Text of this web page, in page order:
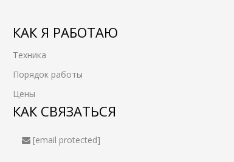
КАК Я РАБОТАЮ
Техника
Порядок работы
Цены
КАК СВЯЗАТЬСЯ
[email protected]